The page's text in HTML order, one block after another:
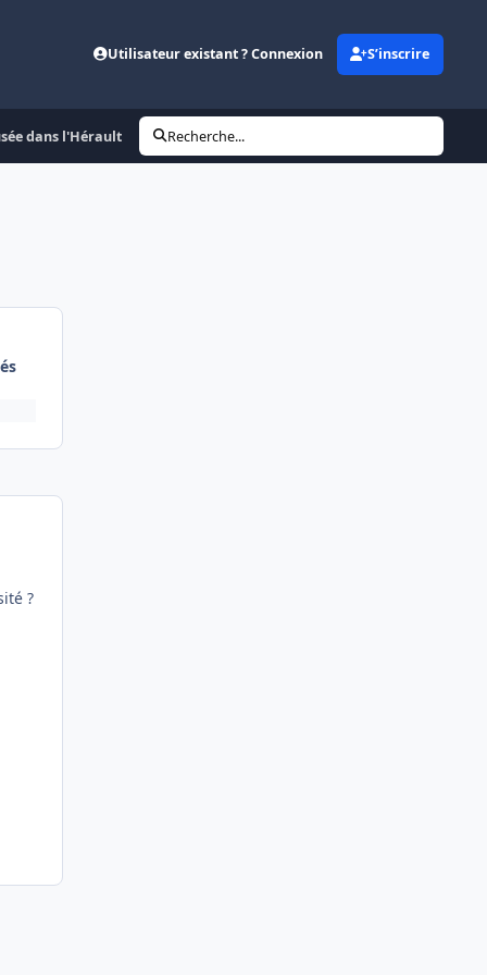
Utilisateur existant ? Connexion S’inscrire
dans l'Hérault Recherche...
?